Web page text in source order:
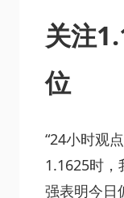
关注
位
“24小时观
1.1625时，
强表明今日